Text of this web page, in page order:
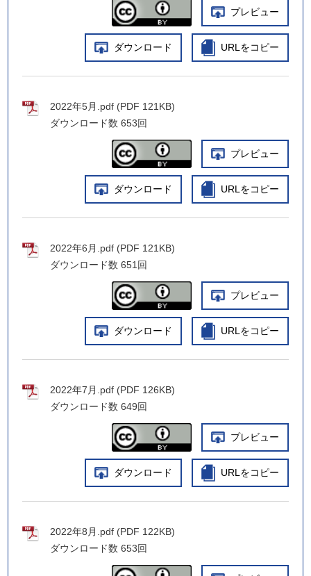
プレビュー
ダウンロード URLをコピー
2022年5月.pdf (PDF 121KB)
ダウンロード数 653回
プレビュー
ダウンロード URLをコピー
2022年6月.pdf (PDF 121KB)
ダウンロード数 651回
プレビュー
ダウンロード URLをコピー
2022年7月.pdf (PDF 126KB)
ダウンロード数 649回
プレビュー
ダウンロード URLをコピー
2022年8月.pdf (PDF 122KB)
ダウンロード数 653回